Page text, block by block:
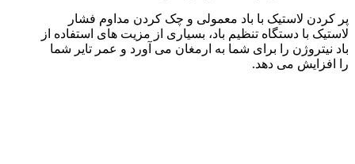
پر کردن لاستیک با باد معمولی و چک کردن مداوم فشار
لاستیک با دستگاه تنظیم باد، بسیاری از مزیت های استفاده از
باد نیتروژن را برای شما به ارمغان می آورد و عمر تایر شما
را افزایش می دهد.